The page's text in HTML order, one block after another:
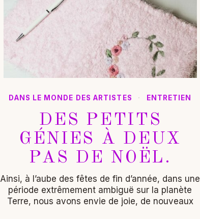
DANS LE MONDE DES ARTISTES · ENTRETIEN
DES PETITS
GÉNIES À DEUX
PAS DE NOËL.
Ainsi, à l’aube des fêtes de fin d’année, dans une
période extrêmement ambiguë sur la planète
Terre, nous avons envie de joie, de nouveaux